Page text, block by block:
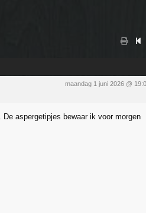
maandag 1 juni 2026 @
aspergetipjes bewaar ik voor morgen